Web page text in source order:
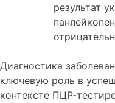
результат
Диагностика
ключевую роль в
контексте ПЦР-